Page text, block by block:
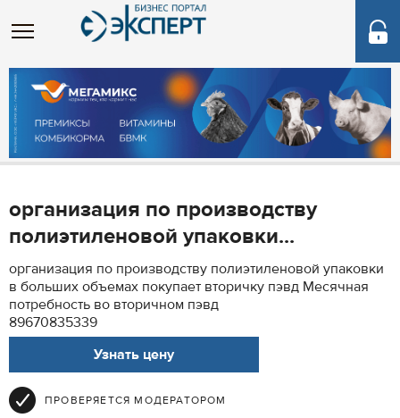
организация по производству
полиэтиленовой упаковки...
организация по производству полиэтиленовой упаковки
в больших объемах покупает вторичку пэвд Месячная
потребность во вторичном пэвд
89670835339
Узнать цену
ПРОВЕРЯЕТСЯ МОДЕРАТОРОМ